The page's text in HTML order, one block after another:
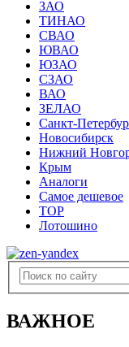
ЗАО
ТИНАО
СВАО
ЮВАО
ЮЗАО
СЗАО
ВАО
ЗЕЛАО
Санкт-
Новосибирск
Нижний
Крым
Аналоги
Самое дешевое
TOP
Лотошино
ВАЖНОЕ